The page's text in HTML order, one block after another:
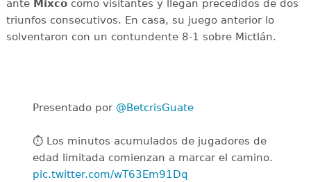
ante Mixcocomo visitantes y llegan precedidos de dos
triunfos consecutivos. En casa, su juego anterior lo
solventaron con un contundente 8-1 sobre Mictlán.
Presentado por @BetcrisGuate
⏱️ Los minutos acumulados de jugadores de
edad limitada comienzan a marcar el camino.
pic.twitter.com/wT63Em91Dq